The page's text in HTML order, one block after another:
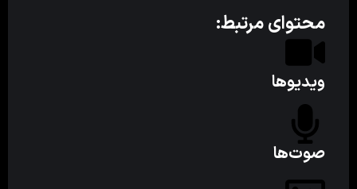
محتوای مرتبط:
ویدیوها
صوت‌ها